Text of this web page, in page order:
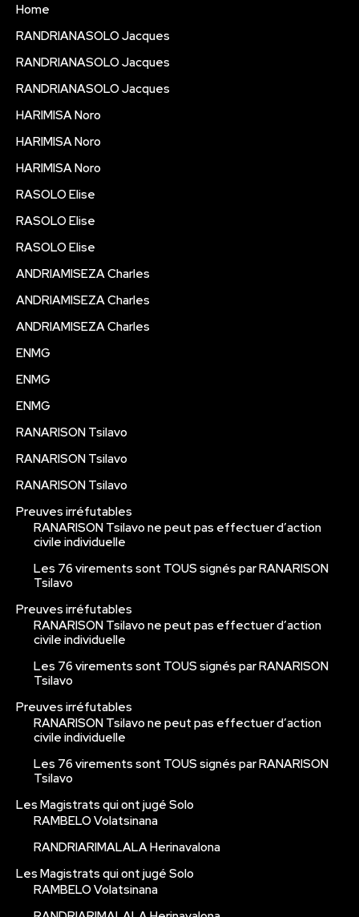
Home
RANDRIANASOLO Jacques
RANDRIANASOLO Jacques
RANDRIANASOLO Jacques
HARIMISA Noro
HARIMISA Noro
HARIMISA Noro
RASOLO Elise
RASOLO Elise
RASOLO Elise
ANDRIAMISEZA Charles
ANDRIAMISEZA Charles
ANDRIAMISEZA Charles
ENMG
ENMG
ENMG
RANARISON Tsilavo
RANARISON Tsilavo
RANARISON Tsilavo
Preuves irréfutables
RANARISON Tsilavo ne peut pas effectuer d’action
civile individuelle
Les 76 virements sont TOUS signés par RANARISON
Tsilavo
Preuves irréfutables
RANARISON Tsilavo ne peut pas effectuer d’action
civile individuelle
Les 76 virements sont TOUS signés par RANARISON
Tsilavo
Preuves irréfutables
RANARISON Tsilavo ne peut pas effectuer d’action
civile individuelle
Les 76 virements sont TOUS signés par RANARISON
Tsilavo
Les Magistrats qui ont jugé Solo
RAMBELO Volatsinana
RANDRIARIMALALA Herinavalona
Les Magistrats qui ont jugé Solo
RAMBELO Volatsinana